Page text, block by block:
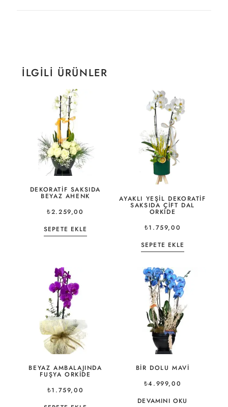
İLGILI ÜRÜNLER
DEKORATIF SAKSIDA
BEYAZ AHENK
₺2.259,00
SEPETE EKLE
AYAKLI YEŞIL DEKORATIF
SAKSIDA ÇIFT DAL
ORKIDE
₺1.759,00
SEPETE EKLE
BEYAZ AMBALAJINDA
FUŞYA ORKIDE
₺1.759,00
BIR DOLU MAVI
₺4.999,00
DEVAMINI OKU